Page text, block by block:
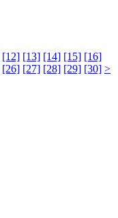
[12] [13] [14] [15] [16]
[26] [27] [28] [29] [30] >